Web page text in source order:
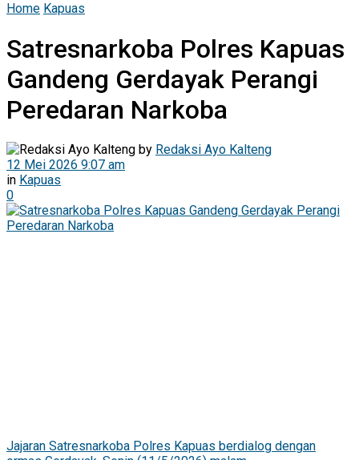
Home Kapuas
Satresnarkoba Polres Kapuas
Gandeng Gerdayak Perangi
Peredaran Narkoba
by Redaksi Ayo Kalteng
12 Mei 2026 9:07 am
in Kapuas
0
Jajaran Satresnarkoba Polres Kapuas berdialog dengan